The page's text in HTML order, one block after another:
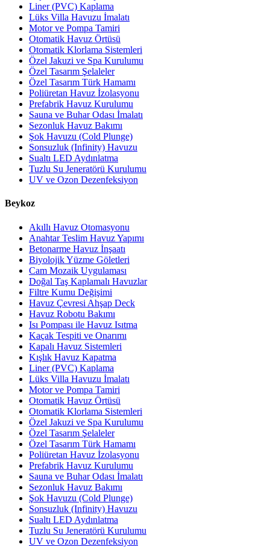
Liner (PVC) Kaplama
Lüks Villa Havuzu İmalatı
Motor ve Pompa Tamiri
Otomatik Havuz Örtüsü
Otomatik Klorlama Sistemleri
Özel Jakuzi ve Spa Kurulumu
Özel Tasarım Şelaleler
Özel Tasarım Türk Hamamı
Poliüretan Havuz İzolasyonu
Prefabrik Havuz Kurulumu
Sauna ve Buhar Odası İmalatı
Sezonluk Havuz Bakımı
Şok Havuzu (Cold Plunge)
Sonsuzluk (Infinity) Havuzu
Sualtı LED Aydınlatma
Tuzlu Su Jeneratörü Kurulumu
UV ve Ozon Dezenfeksiyon
Beykoz
Akıllı Havuz Otomasyonu
Anahtar Teslim Havuz Yapımı
Betonarme Havuz İnşaatı
Biyolojik Yüzme Göletleri
Cam Mozaik Uygulaması
Doğal Taş Kaplamalı Havuzlar
Filtre Kumu Değişimi
Havuz Çevresi Ahşap Deck
Havuz Robotu Bakımı
Isı Pompası ile Havuz Isıtma
Kaçak Tespiti ve Onarımı
Kapalı Havuz Sistemleri
Kışlık Havuz Kapatma
Liner (PVC) Kaplama
Lüks Villa Havuzu İmalatı
Motor ve Pompa Tamiri
Otomatik Havuz Örtüsü
Otomatik Klorlama Sistemleri
Özel Jakuzi ve Spa Kurulumu
Özel Tasarım Şelaleler
Özel Tasarım Türk Hamamı
Poliüretan Havuz İzolasyonu
Prefabrik Havuz Kurulumu
Sauna ve Buhar Odası İmalatı
Sezonluk Havuz Bakımı
Şok Havuzu (Cold Plunge)
Sonsuzluk (Infinity) Havuzu
Sualtı LED Aydınlatma
Tuzlu Su Jeneratörü Kurulumu
UV ve Ozon Dezenfeksiyon